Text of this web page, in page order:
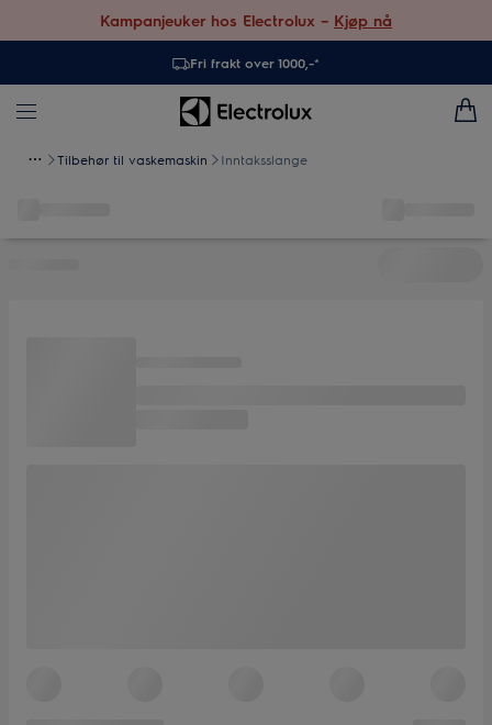
Kampanjeuker hos Electrolux – Kjøp nå
Fri frakt over 1000,-*
Tilbehør til vaskemaskin Inntaksslange